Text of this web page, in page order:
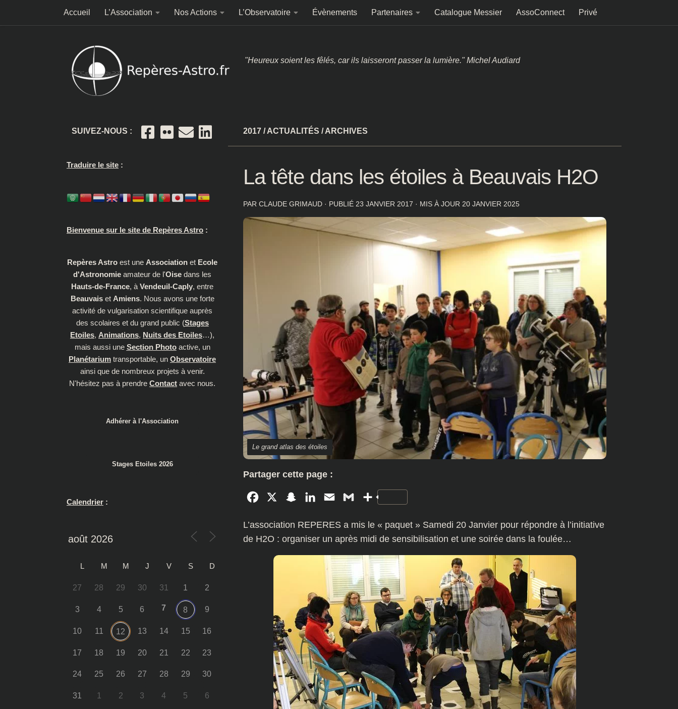
Skip to contentAccueil L’Association Nos Actions L’Observatoire Évènements Partenaires Catalogue Messier AssoConnect Privé
"Heureux soient les fêlés, car ils laisseront passer la lumière." Michel Audiard
2017 / ACTUALITÉS / ARCHIVES
La tête dans les étoiles à Beauvais H2O
PAR CLAUDE GRIMAUD · PUBLIÉ 23 JANVIER 2017 · MIS À JOUR 20 JANVIER 2025
Le grand atlas des étoiles
Partager cette page :
Facebook SnapchatLinkedInEmail GmailPartager
L’association REPERES a mis le « paquet » Samedi 20 Janvier pour répondre à l’initiative
de H2O : organiser un après midi de sensibilisation et une soirée dans la foulée…
SUIVEZ-NOUS :
Traduire le site :
Bienvenue sur le site de Repères Astro :
Repères Astro est une Association et Ecole
d'Astronomie amateur de l'Oise dans les
Hauts-de-France, à Vendeuil-Caply, entre
Beauvaiset Amiens. Nous avons une forte
activité de vulgarisation scientifique auprès
des scolaires et du grand public (Stages
Etoiles, Animations, Nuits des Etoiles…),
mais aussi une Section Photoactive, un
Planétarium transportable, un Observatoire
ainsi que de nombreux projets à venir.
N'hésitez pas à prendre Contact avec nous.
Adhérer à l'Association
Stages Etoiles 2026
Calendrier :
L M M J V S D
27 28 29 30 31 1 2
3 4 5 6 7 8 9
10 11 12 13 14 15 16
17 18 19 20 21 22 23
24 25 26 27 28 29 30
31 1 2 3 4 5 6